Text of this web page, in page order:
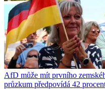
AfD může mít prvního
průzkum předpovídá 42